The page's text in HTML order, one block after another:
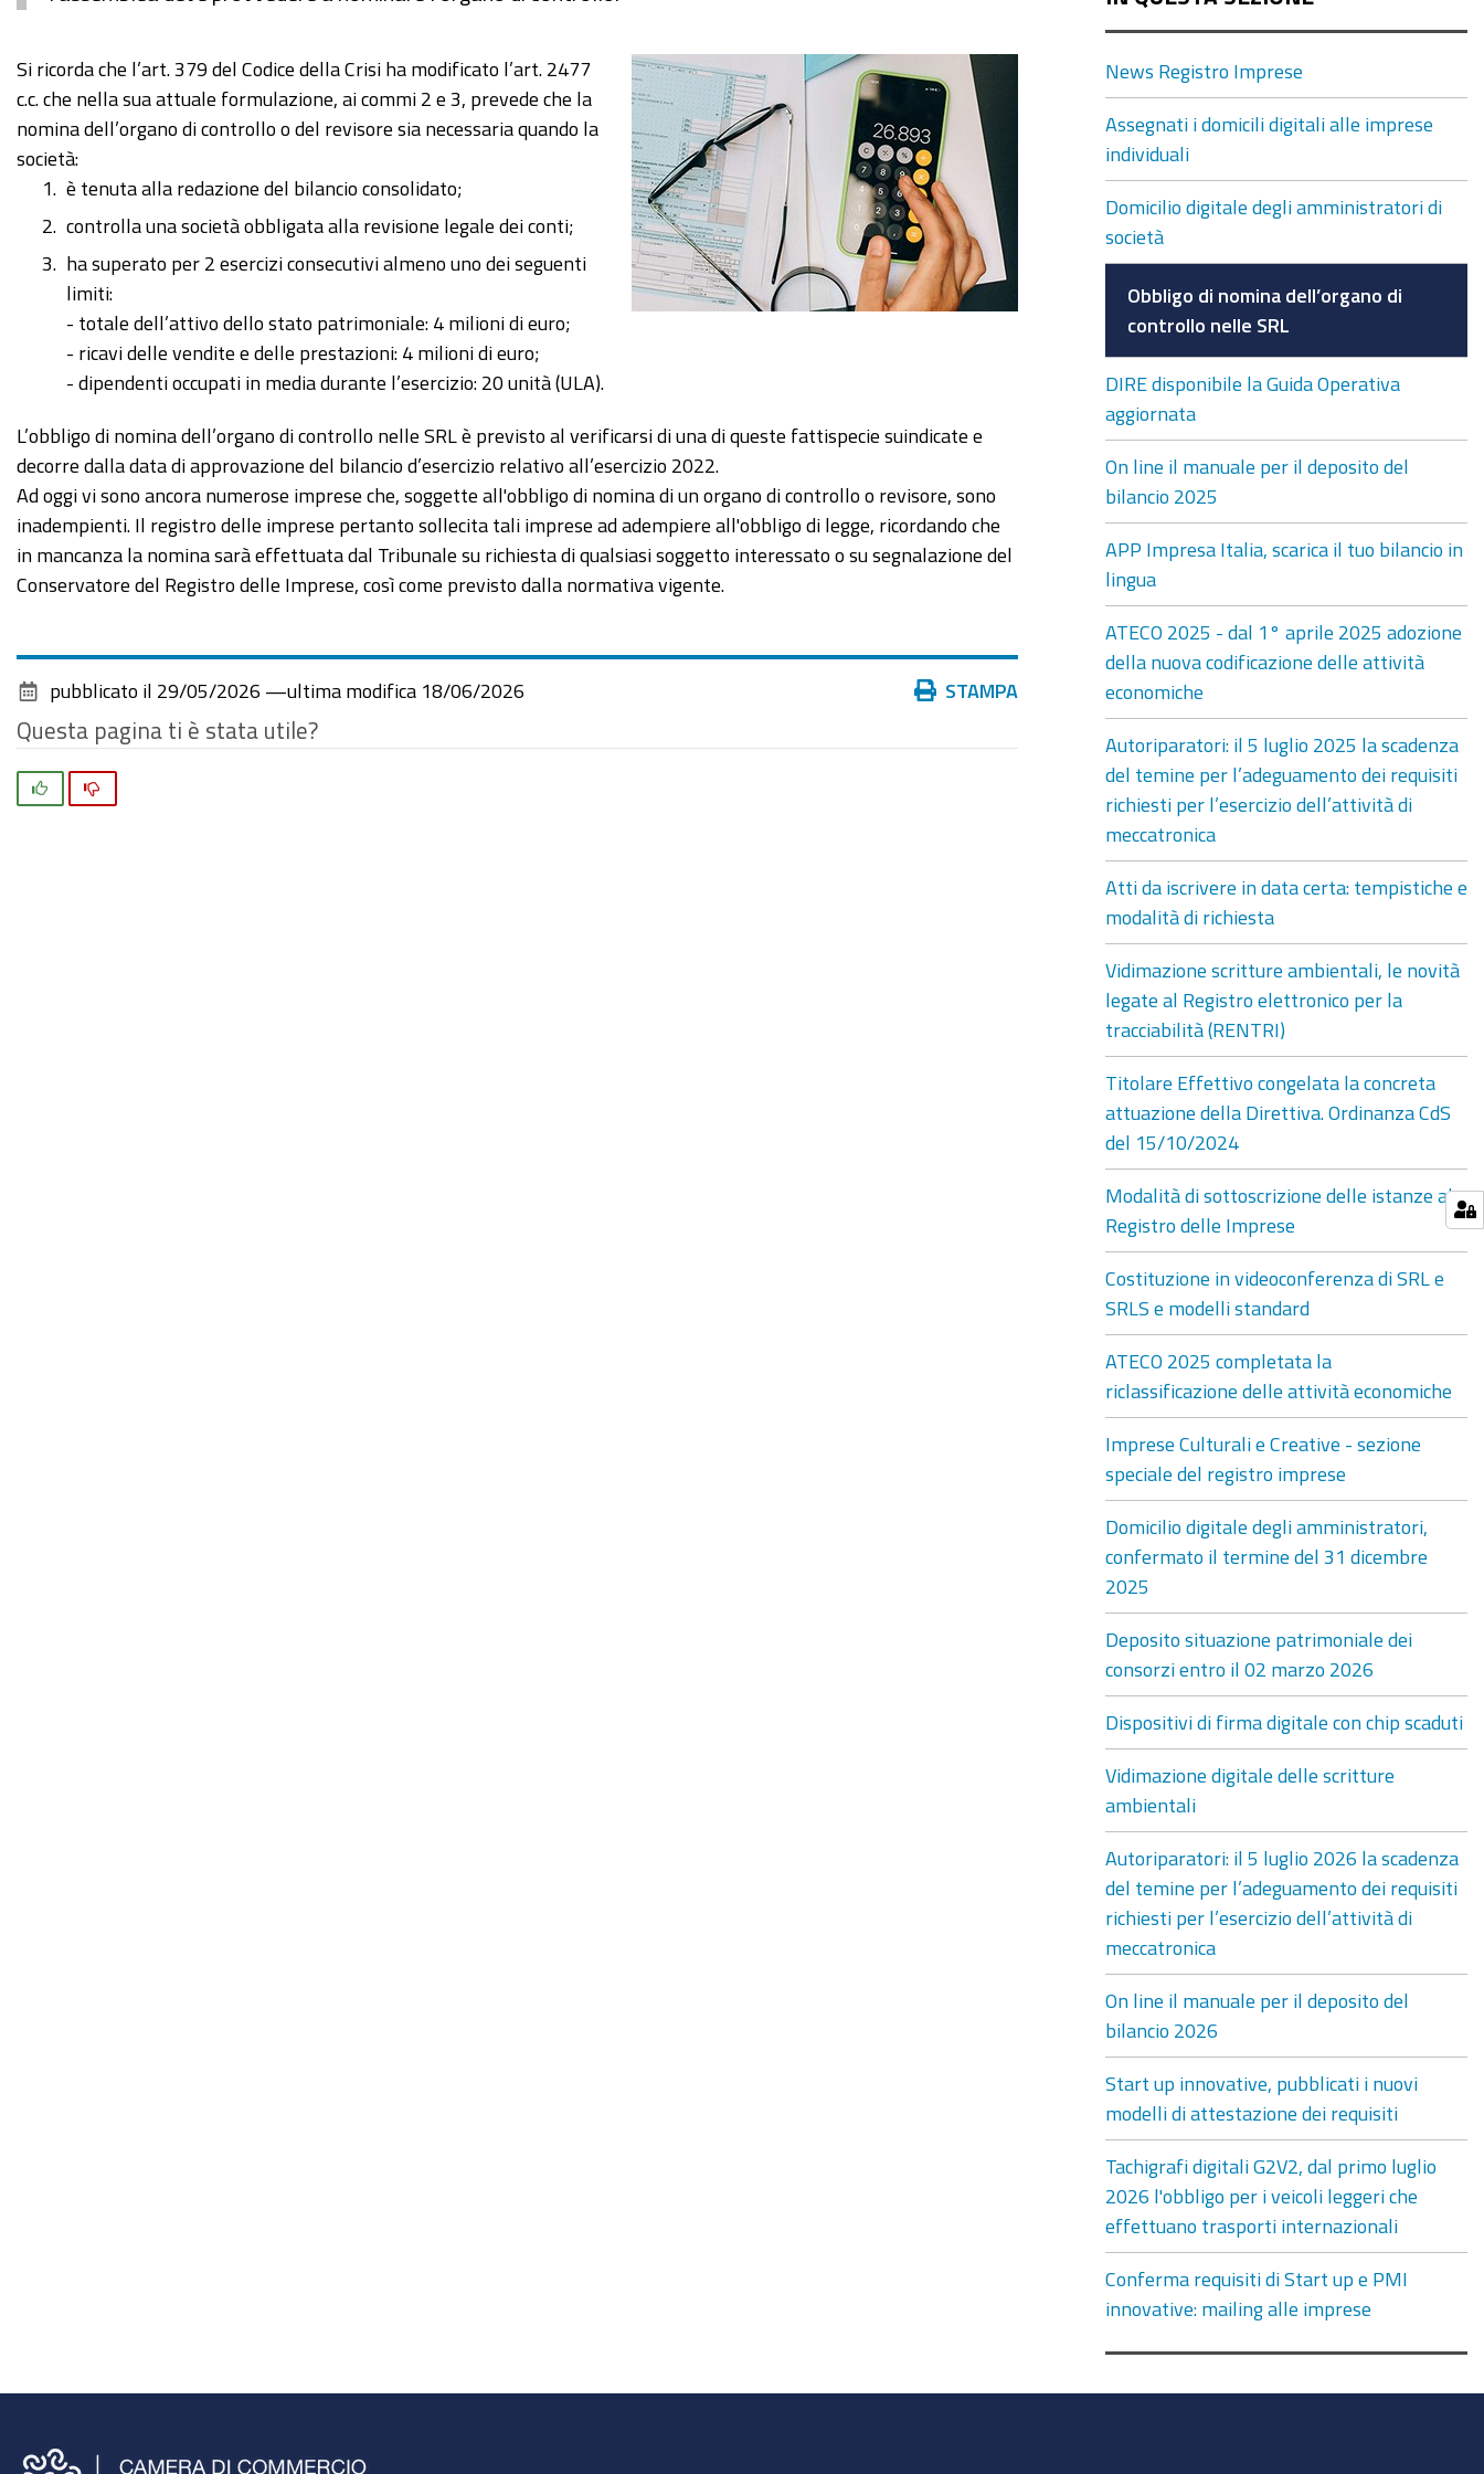
Si ricorda che l’art. 379 del Codice della Crisi ha modificato l’art. 2477
c.c. che nella sua attuale formulazione, ai commi 2 e 3, prevede che la
nomina dell’organo di controllo o del revisore sia necessaria quando la
società:
è tenuta alla redazione del bilancio consolidato;
controlla una società obbligata alla revisione legale dei conti;
ha superato per 2 esercizi consecutivi almeno uno dei seguenti
limiti:
- totale dell’attivo dello stato patrimoniale: 4 milioni di euro;
- ricavi delle vendite e delle prestazioni: 4 milioni di euro;
- dipendenti occupati in media durante l’esercizio: 20 unità (ULA).
L’obbligo di nomina dell’organo di controllo nelle SRL è previsto al verificarsi di una di queste fattispecie suindicate e
decorre dalla data di approvazione del bilancio d’esercizio relativo all’esercizio 2022.
Ad oggi vi sono ancora numerose imprese che, soggette all'obbligo di nomina di un organo di controllo o revisore, sono
inadempienti. Il registro delle imprese pertanto sollecita tali imprese ad adempiere all'obbligo di legge, ricordando che
in mancanza la nomina sarà effettuata dal Tribunale su richiesta di qualsiasi soggetto interessato o su segnalazione del
Conservatore del Registro delle Imprese, così come previsto dalla normativa vigente.
Azioni
documento
STAMPA
pubblicato il 29/05/2026 —ultima modifica 18/06/2026
Questa pagina ti è stata utile?
News Registro Imprese
Assegnati i domicili digitali alle imprese
individuali
Domicilio digitale degli amministratori di
società
Obbligo di nomina dell’organo di
controllo nelle SRL
DIRE disponibile la Guida Operativa
aggiornata
On line il manuale per il deposito del
bilancio 2025
APP Impresa Italia, scarica il tuo bilancio in
lingua
ATECO 2025 - dal 1° aprile 2025 adozione
della nuova codificazione delle attività
economiche
Autoriparatori: il 5 luglio 2025 la scadenza
del temine per l’adeguamento dei requisiti
richiesti per l’esercizio dell’attività di
meccatronica
Atti da iscrivere in data certa: tempistiche e
modalità di richiesta
Vidimazione scritture ambientali, le novità
legate al Registro elettronico per la
tracciabilità (RENTRI)
Titolare Effettivo congelata la concreta
attuazione della Direttiva. Ordinanza CdS
del 15/10/2024
Modalità di sottoscrizione delle istanze al
Registro delle Imprese
Costituzione in videoconferenza di SRL e
SRLS e modelli standard
ATECO 2025 completata la
riclassificazione delle attività economiche
Imprese Culturali e Creative - sezione
speciale del registro imprese
Domicilio digitale degli amministratori,
confermato il termine del 31 dicembre
2025
Deposito situazione patrimoniale dei
consorzi entro il 02 marzo 2026
Dispositivi di firma digitale con chip scaduti
Vidimazione digitale delle scritture
ambientali
Autoriparatori: il 5 luglio 2026 la scadenza
del temine per l’adeguamento dei requisiti
richiesti per l’esercizio dell’attività di
meccatronica
On line il manuale per il deposito del
bilancio 2026
Start up innovative, pubblicati i nuovi
modelli di attestazione dei requisiti
Tachigrafi digitali G2V2, dal primo luglio
2026 l'obbligo per i veicoli leggeri che
effettuano trasporti internazionali
Conferma requisiti di Start up e PMI
innovative: mailing alle imprese